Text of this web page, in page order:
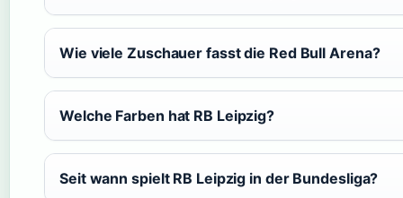
Wie viele Zuschauer fasst die Red Bull Arena?
Welche Farben hat RB Leipzig?
Seit wann spielt RB Leipzig in der Bundesliga?